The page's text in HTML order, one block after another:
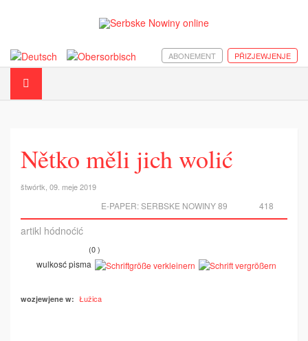
PŘIZJEWJENJE
ABONEMENT
Nětko měli jich wolić
štwórtk, 09. meje 2019
418
E-PAPER:SERBSKE NOWINY 89
artikl hódnoćić
(0 )
wulkosć pisma
wozjewjene w: Łužica